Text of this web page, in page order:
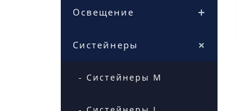
Освещение
Систейнеры
- Систейнеры М